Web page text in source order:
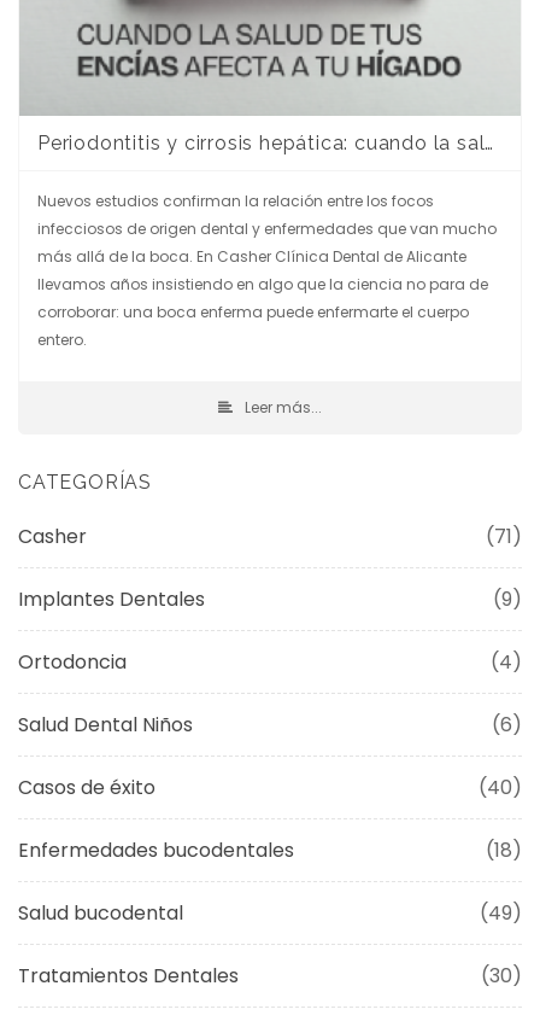
Periodontitis y cirrosis hepática: cuando la salud de tus encías afecta a tu hígado
Nuevos estudios confirman la relación entre los focos
infecciosos de origen dental y enfermedades que van mucho
más allá de la boca. En Casher Clínica Dental de Alicante
llevamos años insistiendo en algo que la ciencia no para de
corroborar: una boca enferma puede enfermarte el cuerpo
entero.
Leer más...
CATEGORÍAS
Casher (71)
Implantes Dentales (9)
Ortodoncia (4)
Salud Dental Niños (6)
Casos de éxito (40)
Enfermedades bucodentales (18)
Salud bucodental (49)
Tratamientos Dentales (30)